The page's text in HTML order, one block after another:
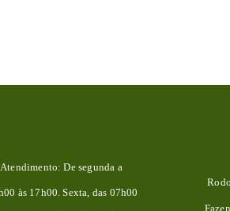
De segunda a
às 17h00. Sexta, das 07h00